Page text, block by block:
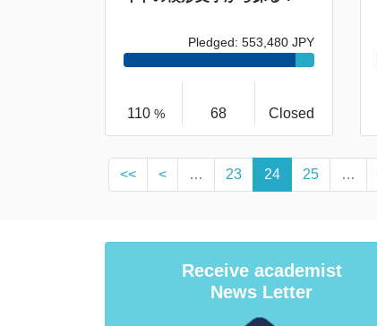
Pledged: 553,480 JPY
110 % 68 Closed
<< < … 23 24 25 …
Receive academist
News Letter